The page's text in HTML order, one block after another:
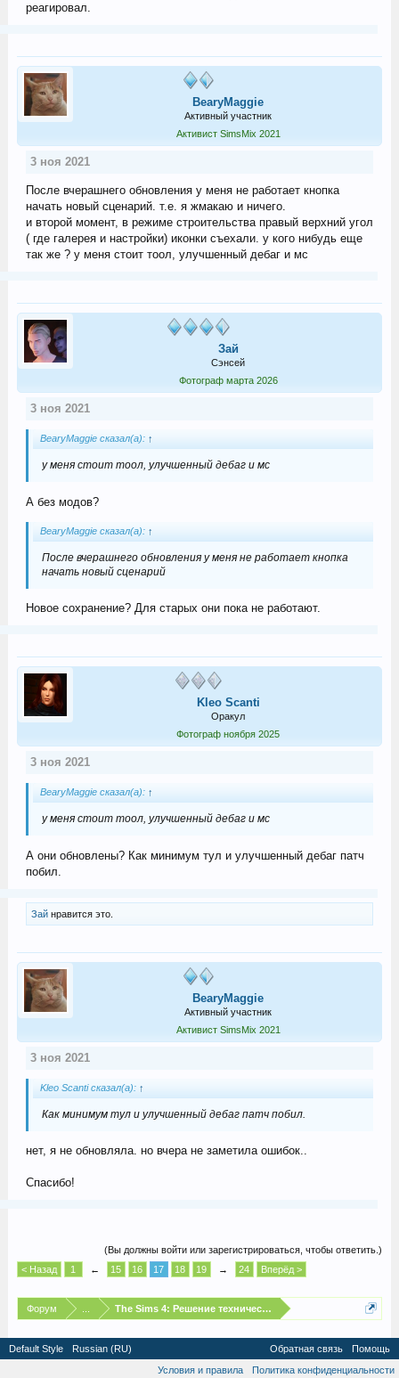
реагировал.
BearyMaggie
Активный участник
Активист SimsMix 2021
3 ноя 2021
После вчерашнего обновления у меня не работает кнопка
начать новый сценарий. т.е. я жмакаю и ничего.
и второй момент, в режиме строительства правый верхний угол
( где галерея и настройки) иконки съехали. у кого нибудь еще
так же ? у меня стоит тоол, улучшенный дебаг и мс
Зай
Сэнсей
Фотограф марта 2026
3 ноя 2021
BearyMaggie сказал(а): ↑
у меня стоит тоол, улучшенный дебаг и мс
А без модов?
BearyMaggie сказал(а): ↑
После вчерашнего обновления у меня не работает кнопка
начать новый сценарий
Новое сохранение? Для старых они пока не работают.
Kleo Scanti
Оракул
Фотограф ноября 2025
3 ноя 2021
BearyMaggie сказал(а): ↑
у меня стоит тоол, улучшенный дебаг и мс
А они обновлены? Как минимум тул и улучшенный дебаг патч
побил.
Зайнравится это.
BearyMaggie
Активный участник
Активист SimsMix 2021
3 ноя 2021
Kleo Scanti сказал(а): ↑
Как минимум тул и улучшенный дебаг патч побил.
нет, я не обновляла. но вчера не заметила ошибок..
Спасибо!
(Вы должны войти или зарегистрироваться, чтобы ответить.)
< Назад
1 ← 15 16 17 18 19 → 24 Вперёд >
Форум The Sims 4: Решение технических проблем
Default Style Russian (RU) Обратная связь
Помощь
Условия и правила
Политика конфиденциальности